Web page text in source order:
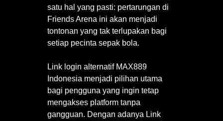
satu hal yang pasti: pertarungan di
Friends Arena ini akan menjadi
tontonan yang tak terlupakan bagi
setiap pecinta sepak bola.
Link login alternatif MAX889
Indonesia menjadi pilihan utama
bagi pengguna yang ingin tetap
mengakses platform tanpa
gangguan. Dengan adanya Link